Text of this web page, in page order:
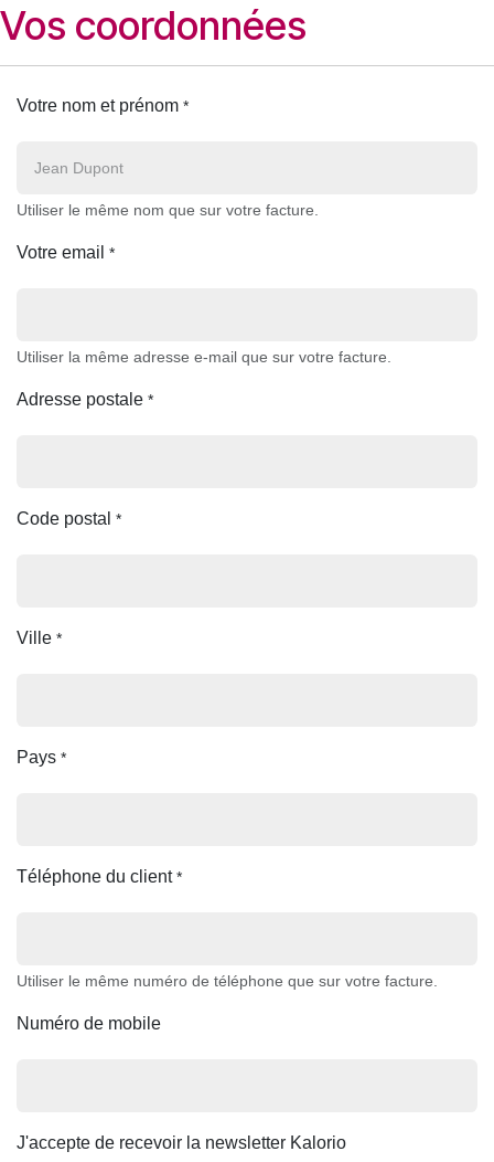
Vos coordonnées
Votre nom et prénom *
Utiliser le même nom que sur votre facture.
Votre email *
Utiliser la même adresse e-mail que sur votre facture.
Adresse postale *
Code postal *
Ville *
Pays *
Téléphone du client *
Utiliser le même numéro de téléphone que sur votre facture.
Numéro de mobile
J'accepte de recevoir la newsletter Kalorio